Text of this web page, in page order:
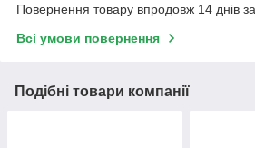
Повернення товару впродовж 14 днів
Всі умови повернення
Подібні товари компанії